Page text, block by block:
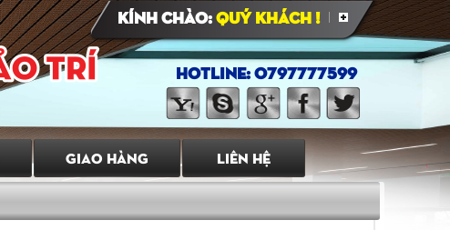
Kính chào:Quý Khách !
HOTLINE: 0797777599
GIAO HÀNG LIÊN HỆ